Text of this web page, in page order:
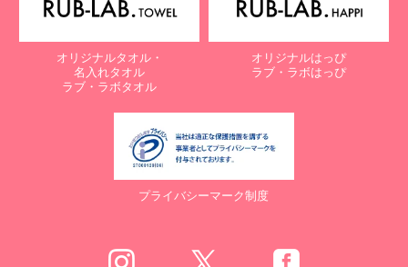
オリジナルタオル・
名入れタオル
ラブ・ラボタオル
オリジナルはっぴ
ラブ・ラボはっぴ
プライバシーマーク制度